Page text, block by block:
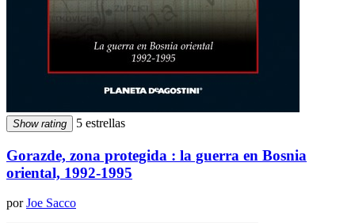
Show rating 5 estrellas
Gorazde, zona protegida : la guerra en Bosnia
oriental, 1992-1995
porJoe Sacco